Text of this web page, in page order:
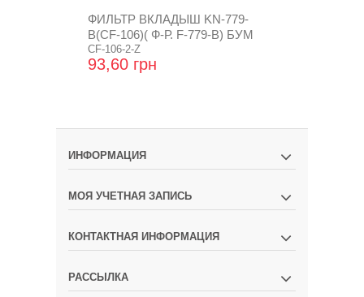
ФИЛЬТР ВКЛАДЫШ KN-779-
B(CF-106)( Ф-Р. F-779-В) БУМ
CF-106-2-Z
93,60 грн
ИНФОРМАЦИЯ
МОЯ УЧЕТНАЯ ЗАПИСЬ
КОНТАКТНАЯ ИНФОРМАЦИЯ
РАССЫЛКА